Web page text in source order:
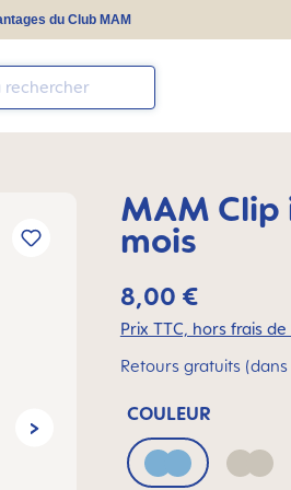
du Club MAM
MAM
mois
8,00 €
Prix TTC, hors frais
Retours gratuits
COULEUR
Blue